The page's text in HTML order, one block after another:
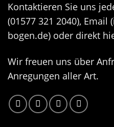
Kontaktieren Sie uns
(01577 321 2040), Email (
bogen.de) oder direkt
Wir freuen uns über
Anregungen aller Art.